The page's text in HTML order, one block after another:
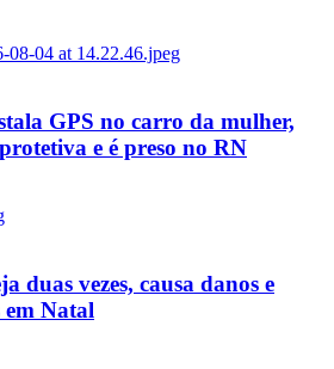
GPS no carro da mulher,
e é preso no RN
duas vezes, causa danos e
Natal